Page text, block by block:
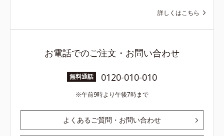
詳しくはこちら
お電話でのご注文・お問い合わせ
無料通話 0120-010-010
午前9時より午後7時まで
よくあるご質問・お問い合わせ